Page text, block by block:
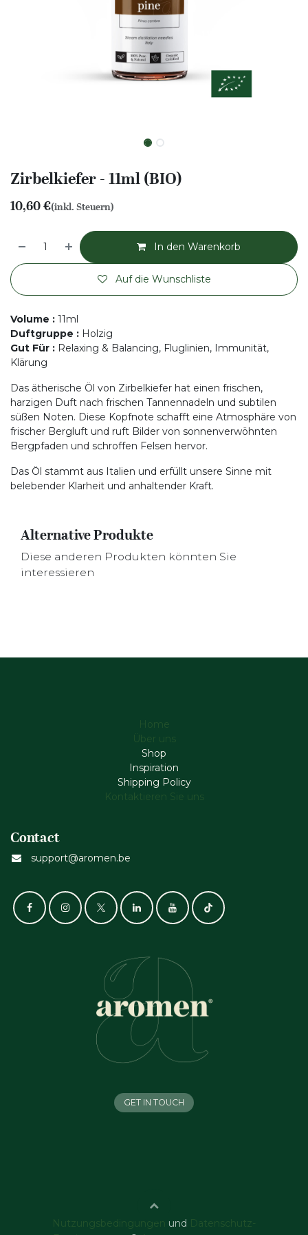
Zirbelkiefer - 11ml (BIO)
10,60€(inkl. Steuern)
In den Warenkorb
Auf die Wunschliste
Volume : 11ml
Duftgruppe : Holzig
Gut Für : Relaxing & Balancing, Fluglinien, Immunität,
Klärung
Das ätherische Öl von Zirbelkiefer hat einen frischen,
harzigen Duft nach frischen Tannennadeln und subtilen
süßen Noten. Diese Kopfnote schafft eine Atmosphäre von
frischer Bergluft und ruft Bilder von sonnenverwöhnten
Bergpfaden und schroffen Felsen hervor.
Das Öl stammt aus Italien und erfüllt unsere Sinne mit
belebender Klarheit und anhaltender Kraft.
Alternative Produkte
Diese anderen Produkten könnten Sie
interessieren
Home
Über uns
Shop
Inspiration
Shipping Policy
Kontaktieren Sie uns
Contact
support@aromen.be
GET IN TOUCH
Nutzungsbedingungen und
Datenschutz-